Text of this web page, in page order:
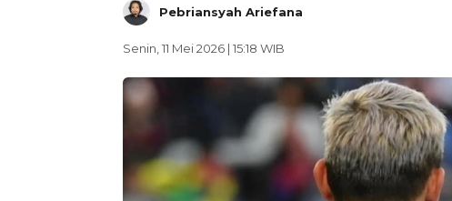
Pebriansyah Ariefana
Senin, 11 Mei 2026 | 15:18 WIB